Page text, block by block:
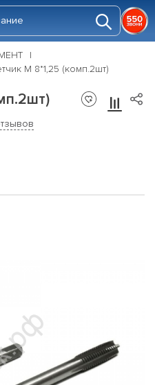
М 8*1,25 (комп.2шт)